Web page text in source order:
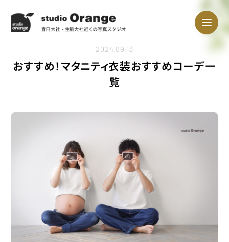
2024.09.13
おすすめ！マタニティ衣装おすすめコーデ一
覧